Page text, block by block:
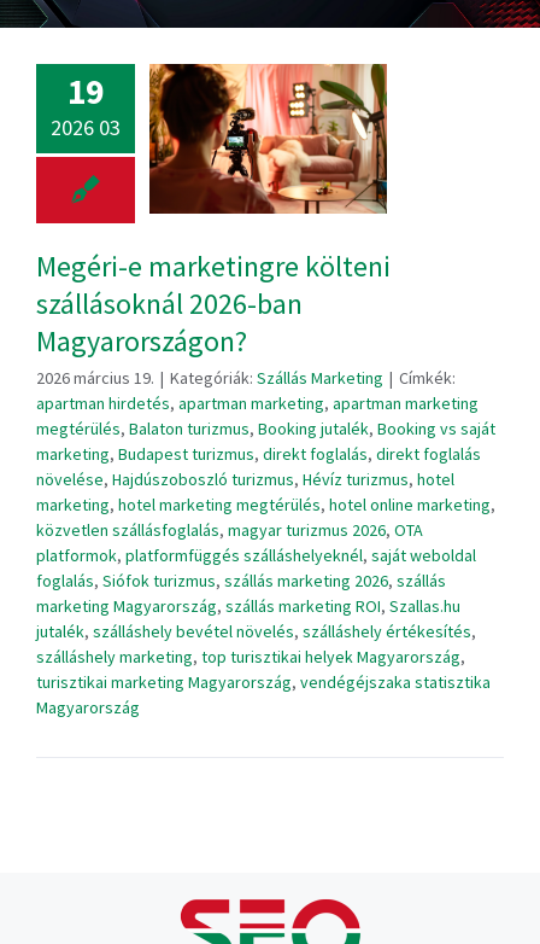
19
2026 03
Megéri-e marketingre költeni
szállásoknál 2026-ban
Magyarországon?
2026 március 19. | Kategóriák: Szállás Marketing | Címkék:
apartman hirdetés, apartman marketing, apartman marketing
megtérülés, Balaton turizmus, Booking jutalék, Booking vs saját
marketing, Budapest turizmus, direkt foglalás, direkt foglalás
növelése, Hajdúszoboszló turizmus, Hévíz turizmus, hotel
marketing, hotel marketing megtérülés, hotel online marketing,
közvetlen szállásfoglalás, magyar turizmus 2026, OTA
platformok, platformfüggés szálláshelyeknél, saját weboldal
foglalás, Siófok turizmus, szállás marketing 2026, szállás
marketing Magyarország, szállás marketing ROI, Szallas.hu
jutalék, szálláshely bevétel növelés, szálláshely értékesítés,
szálláshely marketing, top turisztikai helyek Magyarország,
turisztikai marketing Magyarország, vendégéjszaka statisztika
Magyarország